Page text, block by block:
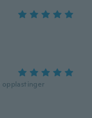
opplastinger